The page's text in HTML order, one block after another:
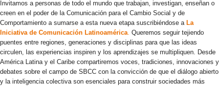
Invitamos a personas de todo el mundo que trabajan, investigan, enseñan o
creen en el poder de la Comunicación para el Cambio Social y de
Comportamiento a sumarse a esta nueva etapa suscribiéndose a La
Iniciativa de Comunicación Latinoamérica. Queremos seguir tejiendo
puentes entre regiones, generaciones y disciplinas para que las ideas
circulen, las experiencias inspiren y los aprendizajes se multipliquen. Desde
América Latina y el Caribe compartiremos voces, tradiciones, innovaciones y
debates sobre el campo de SBCC con la convicción de que el diálogo abierto
y la inteligencia colectiva son esenciales para construir sociedades más